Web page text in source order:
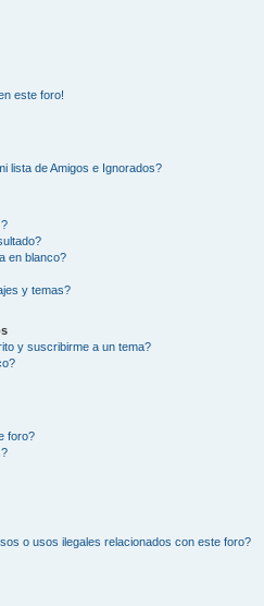
este foro!
lista de Amigos e Ignorados?
en blanco?
y temas?
y suscribirme a un tema?
foro?
o usos ilegales relacionados con este foro?